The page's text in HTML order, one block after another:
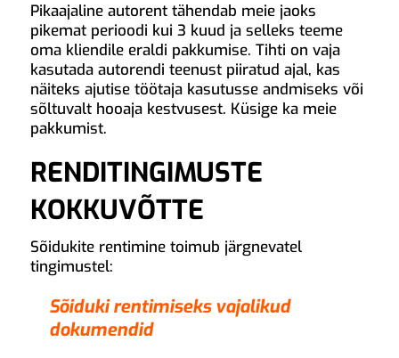
Pikaajaline autorent tähendab meie jaoks
pikemat perioodi kui 3 kuud ja selleks teeme
oma kliendile eraldi pakkumise. Tihti on vaja
kasutada autorendi teenust piiratud ajal, kas
näiteks ajutise töötaja kasutusse andmiseks või
sõltuvalt hooaja kestvusest. Küsige ka meie
pakkumist.
RENDITINGIMUSTE
KOKKUVÕTTE
Sõidukite rentimine toimub järgnevatel
tingimustel:
Sõiduki rentimiseks vajalikud
dokumendid